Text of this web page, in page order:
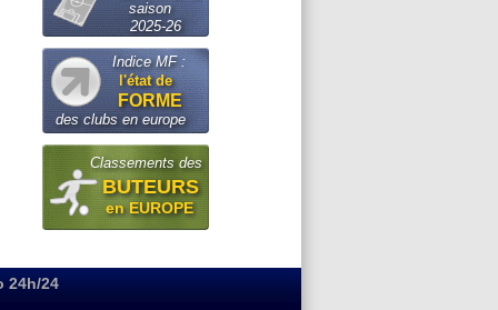
saison
2025-26
Indice MF :
l'état de
FORME
des clubs en europe
Classements des
BUTEURS
en EUROPE
24h/24